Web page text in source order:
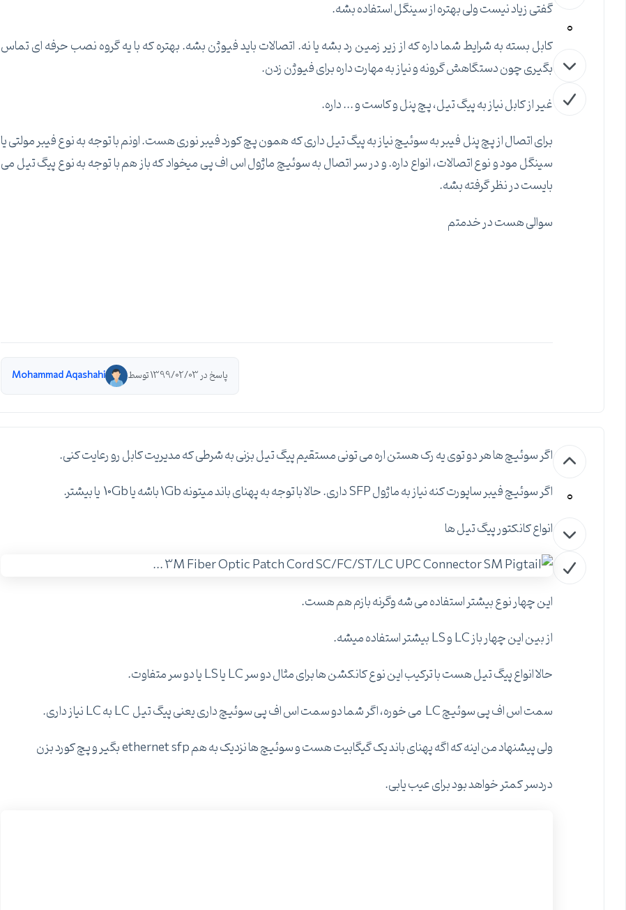
0
گفتی زیاد نیست ولی بهتره از سینگل استفاده بشه.
کابل بسته به شرایط شما داره که از زیر زمین رد بشه یا نه. اتصالات باید فیوژن بشه. بهتره که با یه گروه نصب حرفه ای تماس
بگیری چون دستگاهش گرونه و نیاز به مهارت داره برای فیوژن زدن.
غیر از کابل نیاز به پیگ تیل، پچ پنل و کاست و ... داره.
برای اتصال از پچ پنل فیبر به سوئیچ نیاز به پیگ تیل داری که همون پچ کورد فیبر نوری هست. اونم با توجه به نوع فیبر مولتی یا
سینگل مود و نوع اتصالات، انواع داره. و در سر اتصال به سوئیچ ماژول اس اف پی میخواد که باز هم با توجه به نوع پیگ تیل می
بایست در نظر گرفته بشه.
سوالی هست در خدمتم
پاسخ در 1399/02/03 توسط Mohammad Aqashahi
0
اگر سوئیچ ها هر دو توی یه رک هستن اره می تونی مستقیم پیگ تیل بزنی به شرطی که مدیریت کابل رو رعایت کنی.
اگر سوئیچ فیبر ساپورت کنه نیاز به ماژول SFP داری. حالا با توجه به پهنای باند میتونه 1Gb باشه یا 10Gb یا بیشتر.
انواع کانکتور پیگ تیل ها
این چهار نوع بیشتر استفاده می شه وگرنه بازم هم هست.
از بین این چهار باز LC و LS بیشتر استفاده میشه.
حالا انواع پیگ تیل هست با ترکیب این نوع کانکشن ها برای مثال دو سر LC یا LS یا دو سر متفاوت.
سمت اس اف پی سوئیچ LC می خوره، اگر شما دو سمت اس اف پی سوئیچ داری یعنی پیگ تیل LC به LC نیاز داری.
ولی پیشنهاد من اینه که اگه پهنای باند یک گیگابیت هست و سوئیچ ها نزدیک به هم ethernet sfp بگیر و پچ کورد بزن
دردسر کمتر خواهد بود برای عیب یابی.